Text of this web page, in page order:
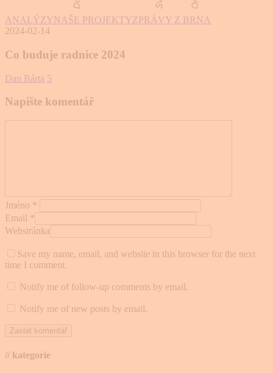
ANALÝZYNAŠE PROJEKTYZPRÁVY Z BRNA
2024-02-14
Co buduje radnice 2024
Dan Bárta 5
Napište komentář
Jméno *
Email *
Webstránka
Save my name, email, and website in this browser for the next
time I comment.
Notify me of follow-up comments by email.
Notify me of new posts by email.
// kategorie